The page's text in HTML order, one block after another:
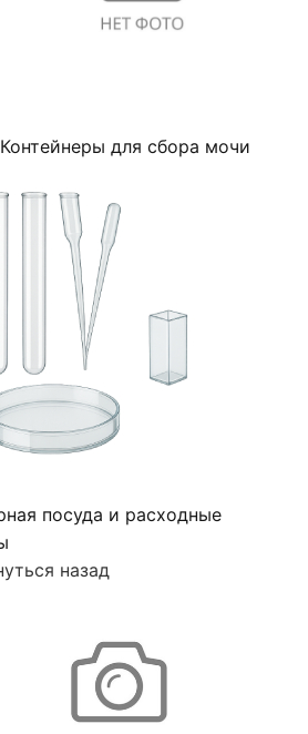
Контейнеры для сбора мочи
посуда и расходные
назад